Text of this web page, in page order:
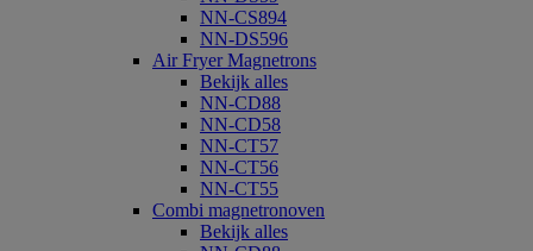
NN-CS894
NN-DS596
Air Fryer Magnetrons
Bekijk alles
NN-CD88
NN-CD58
NN-CT57
NN-CT56
NN-CT55
Combi magnetronoven
Bekijk alles